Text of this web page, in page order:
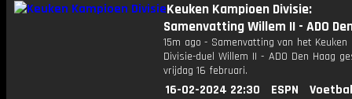
Keuken Kampioen Divisie:
Samenvatting Willem II - ADO
15m ago - Samenvatting van het Keuken
Divisie-duel Willem II - ADO Den Haag
vrijdag 16 februari.
16-02-2024 22:30 ESPN